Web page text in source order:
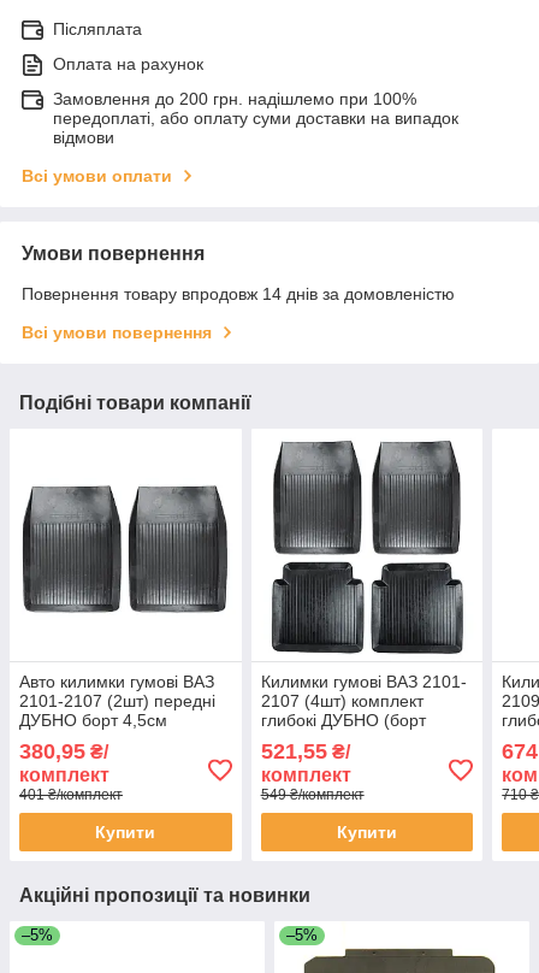
Післяплата
Оплата на рахунок
Замовлення до 200 грн. надішлемо при 100%
передоплаті, або оплату суми доставки на випадок
відмови
Всі умови оплати
Умови повернення
Повернення товару впродовж 14 днів за домовленістю
Всі умови повернення
Подібні товари компанії
Авто килимки гумові ВАЗ
2101-2107 (2шт) передні
ДУБНО борт 4,5см
380,95 ₴/
комплект
401 ₴/комплект
Купити
Килимки гумові ВАЗ 2101-
2107 (4шт) комплект
глибокі ДУБНО (борт
521,55₴/
комплект
549 ₴/комплект
Купити
710
Акційні пропозиції та новинки
–5% –5%